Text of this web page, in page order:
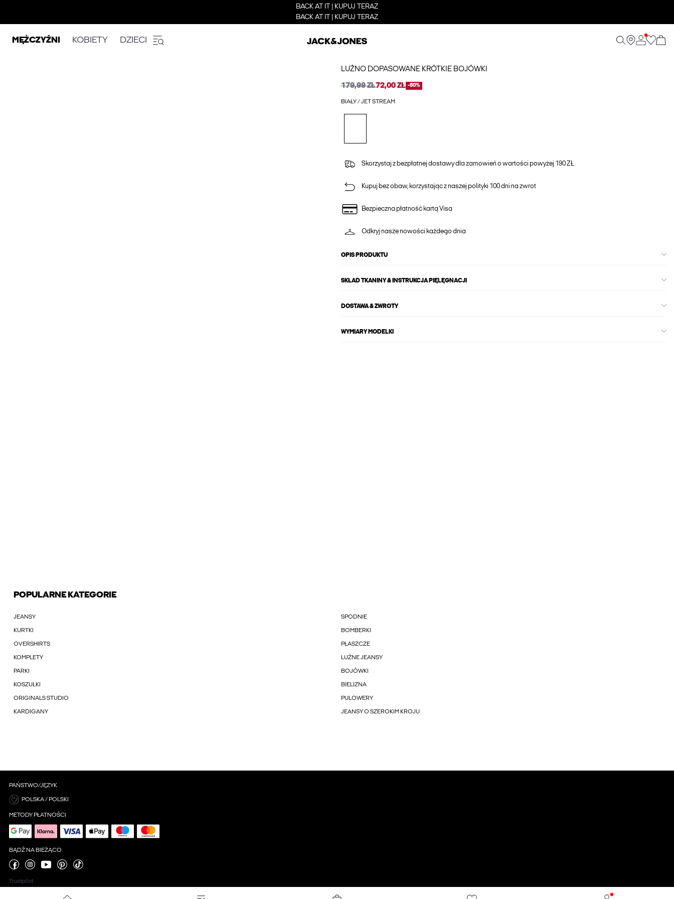
BACK AT IT | KUPUJ TERAZ
BACK AT IT | KUPUJ TERAZ
MĘŻCZYŹNI KOBIETY DZIECI
LUŹNO DOPASOWANE KRÓTKIE BOJÓWKI
179,99 ZŁ72,00 ZŁ -60%
BIAŁY / JET STREAM
Skorzystaj z bezpłatnej dostawy dla zamowień o wartości powyżej 190 ZŁ
Kupuj bez obaw, korzystając z naszej polityki 100 dni na zwrot
Bezpieczna płatność kartą Visa
Odkryj nasze nowości każdego dnia
OPIS PRODUKTU
SKŁAD TKANINY & INSTRUKCJA PIĘLĘGNACJI
DOSTAWA & ZWROTY
WYMIARY MODELKI
POPULARNE KATEGORIE
JEANSY SPODNIE
KURTKI BOMBERKI
OVERSHIRTS PŁASZCZE
KOMPLETY LUŹNE JEANSY
PARKI BOJÓWKI
KOSZULKI BIELIZNA
ORIGINALS STUDIO PULOWERY
KARDIGANY JEANSY O SZEROKIM KROJU
PAŃSTWO/JĘZYK
POLSKA / POLSKI
METODY PŁATNOŚCI
BĄDŹ NA BIEŻĄCO
Trustpilot